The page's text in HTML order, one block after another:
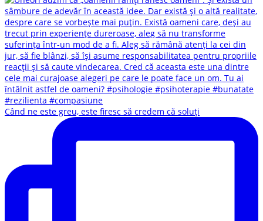
Când ne este greu, este firesc să credem că soluți